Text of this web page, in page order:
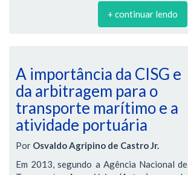
+ continuar lendo
A importância da CISG e
da arbitragem para o
transporte marítimo e a
atividade portuária
Por Osvaldo Agripino de Castro Jr.
Em 2013, segundo a Agência Nacional de